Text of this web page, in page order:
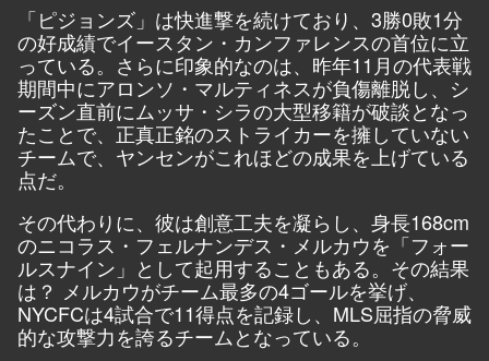
「ピジョンズ」は快進撃を続けており、3勝0敗1分
の好成績でイースタン・カンファレンスの首位に立
っている。さらに印象的なのは、昨年11月の代表戦
期間中にアロンソ・マルティネスが負傷離脱し、シ
ーズン直前にムッサ・シラの大型移籍が破談となっ
たことで、正真正銘のストライカーを擁していない
チームで、ヤンセンがこれほどの成果を上げている
点だ。
その代わりに、彼は創意工夫を凝らし、身長168cm
のニコラス・フェルナンデス・メルカウを「フォー
ルスナイン」として起用することもある。その結果
は？ メルカウがチーム最多の4ゴールを挙げ、
NYCFCは4試合で11得点を記録し、MLS屈指の脅威
的な攻撃力を誇るチームとなっている。